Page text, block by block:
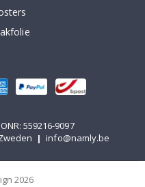
ONR: 559216-9097
| info@namly.be
2026